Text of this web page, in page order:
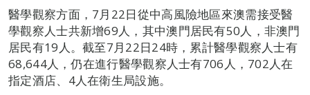
醫學觀察方面，7月22日從中高風險地區來澳需接受醫
學觀察人士共新增69人，其中澳門居民有50人，非澳門
居民有19人。截至7月22日24時，累計醫學觀察人士有
68,644人，仍在進行醫學觀察人士有706人，702人在
指定酒店、4人在衛生局設施。